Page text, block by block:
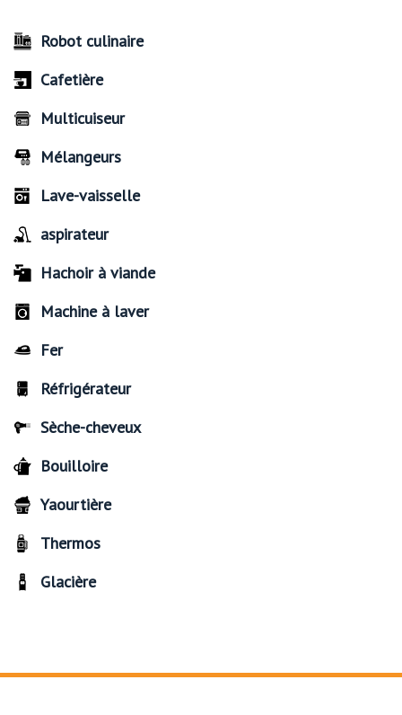
Robot culinaire
Cafetière
Multicuiseur
Mélangeurs
Lave-vaisselle
aspirateur
Hachoir à viande
Machine à laver
Fer
Réfrigérateur
Sèche-cheveux
Bouilloire
Yaourtière
Thermos
Glacière